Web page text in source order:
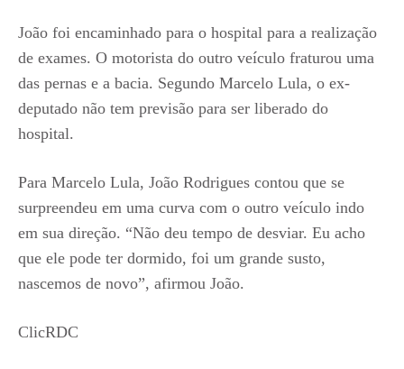
João foi encaminhado para o hospital para a realização
de exames. O motorista do outro veículo fraturou uma
das pernas e a bacia. Segundo Marcelo Lula, o ex-
deputado não tem previsão para ser liberado do
hospital.
Para Marcelo Lula, João Rodrigues contou que se
surpreendeu em uma curva com o outro veículo indo
em sua direção. “Não deu tempo de desviar. Eu acho
que ele pode ter dormido, foi um grande susto,
nascemos de novo”, afirmou João.
ClicRDC